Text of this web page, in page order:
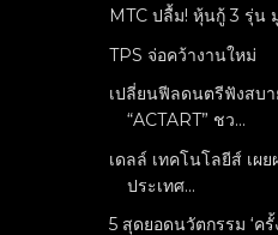
MTC ปลื้ม! หุ้นกู้ 3 รุ่น
TPS จ่อคว้างานใหม่
เปลี่ยนฟีลดนตรีฟังสบ
“ACTART” ชว...
เดลล์ เทคโนโลยีส์ เผ
ประเทศ...
5 สุดยอดนวัตกรรม ‘ค